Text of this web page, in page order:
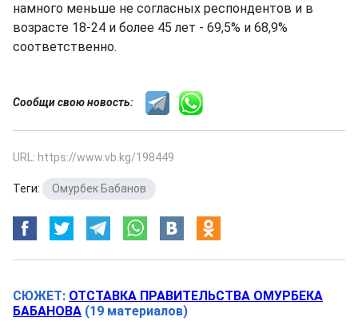
намного меньше не согласных респондентов и в
возрасте 18-24 и более 45 лет - 69,5% и 68,9%
соответственно.
Сообщи свою новость:
URL: https://www.vb.kg/198449
Теги: Омурбек Бабанов
СЮЖЕТ: ОТСТАВКА ПРАВИТЕЛЬСТВА ОМУРБЕКА
БАБАНОВА (19 материалов)